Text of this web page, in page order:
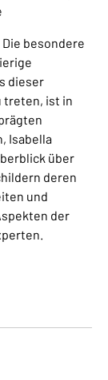
besondere
dieser
treten, ist in
Isabella
über
deren
und
der